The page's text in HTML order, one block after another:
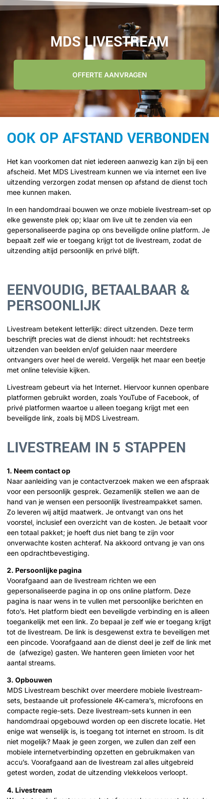
MDS LIVESTREAM
OFFERTE AANVRAGEN
OOK OP AFSTAND VERBONDEN
Het kan voorkomen dat niet iedereen aanwezig kan zijn bij een
afscheid. Met MDS Livestream kunnen we via internet een live
uitzending verzorgen zodat mensen op afstand de dienst toch
mee kunnen maken.
In een handomdraai bouwen we onze mobiele livestream-set op
elke gewenste plek op; klaar om live uit te zenden via een
gepersonaliseerde pagina op ons beveiligde online platform. Je
bepaalt zelf wie er toegang krijgt tot de livestream, zodat de
uitzending altijd persoonlijk en privé blijft.
EENVOUDIG, BETAALBAAR &
PERSOONLIJK
Livestream betekent letterlijk: direct uitzenden. Deze term
beschrijft precies wat de dienst inhoudt: het rechtstreeks
uitzenden van beelden en/of geluiden naar meerdere
ontvangers over heel de wereld. Vergelijk het maar een beetje
met online televisie kijken.
Livestream gebeurt via het Internet. Hiervoor kunnen openbare
platformen gebruikt worden, zoals YouTube of Facebook, of
privé platformen waartoe u alleen toegang krijgt met een
beveiligde link, zoals bij MDS Livestream.
LIVESTREAM IN 5 STAPPEN
1. Neem contact op
Naar aanleiding van je contactverzoek maken we een afspraak
voor een persoonlijk gesprek. Gezamenlijk stellen we aan de
hand van je wensen een persoonlijk livestreampakket samen.
Zo leveren wij altijd maatwerk. Je ontvangt van ons het
voorstel, inclusief een overzicht van de kosten. Je betaalt voor
een totaal pakket; je hoeft dus niet bang te zijn voor
onverwachte kosten achteraf. Na akkoord ontvang je van ons
een opdrachtbevestiging.
2. Persoonlijke pagina
Voorafgaand aan de livestream richten we een
gepersonaliseerde pagina in op ons online platform. Deze
pagina is naar wens in te vullen met persoonlijke berichten en
foto’s. Het platform biedt een beveiligde verbinding en is alleen
toegankelijk met een link. Zo bepaal je zelf wie er toegang krijgt
tot de livestream. De link is desgewenst extra te beveiligen met
een pincode. Voorafgaand aan de dienst deel je zelf de link met
de (afwezige) gasten. We hanteren geen limieten voor het
aantal streams.
3. Opbouwen
MDS Livestream beschikt over meerdere mobiele livestream-
sets, bestaande uit professionele 4K-camera’s, microfoons en
compacte regie-sets. Deze livestream-sets kunnen in een
handomdraai opgebouwd worden op een discrete locatie. Het
enige wat wenselijk is, is toegang tot internet en stroom. Is dit
niet mogelijk? Maak je geen zorgen, we zullen dan zelf een
mobiele internetverbinding opzetten en gebruikmaken van
accu’s. Voorafgaand aan de livestream zal alles uitgebreid
getest worden, zodat de uitzending vlekkeloos verloopt.
4. Livestream